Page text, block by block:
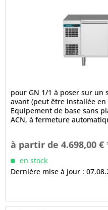
pour GN 1/1 à poser sur un
avant (peut être installée
Equipement de base sans
ACN, à fermeture
à partir de 4.698,00 €
en stock
Dernière mise à jour :